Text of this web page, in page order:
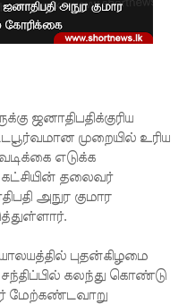
ஜனாதிபதிக்குரிய
முறையில் உரிய
எடுக்க
தலைவர்
அநுர குமார
புதன்கிழமை
கலந்து கொண்டு
மேற்கண்டவாறு